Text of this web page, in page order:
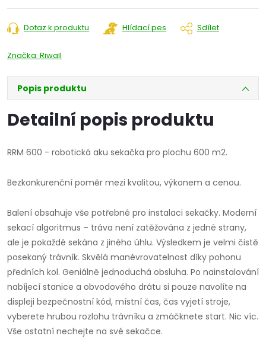
cena:
Dotaz k produktu Hlídací pes Sdílet
Značka: Riwall
Popis produktu
Detailní popis produktu
RRM 600 - robotická aku sekačka pro plochu 600 m2.
Bezkonkurenční poměr mezi kvalitou, výkonem a cenou.
Balení obsahuje vše potřebné pro instalaci sekačky. Moderní
sekací algoritmus – tráva není zatěžována z jedné strany,
ale je pokaždé sekána z jiného úhlu. Výsledkem je velmi čistě
posekaný trávník. Skvělá manévrovatelnost díky pohonu
předních kol. Geniálně jednoduchá obsluha. Po nainstalování
nabíjecí stanice a obvodového drátu si pouze navolíte na
displeji bezpečnostní kód, místní čas, čas vyjetí stroje,
vyberete hrubou rozlohu trávníku a zmáčknete start. Nic víc.
Vše ostatní nechejte na své sekačce.